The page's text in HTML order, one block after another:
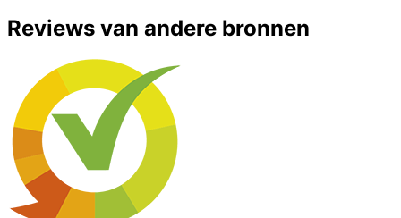
Reviews van andere bronnen